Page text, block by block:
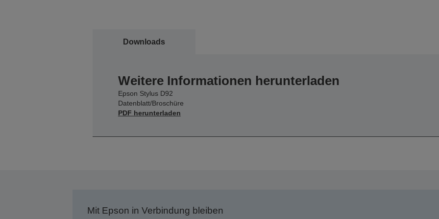
Downloads
Weitere Informationen herunterladen
Epson Stylus D92
Datenblatt/Broschüre
PDF herunterladen
Mit Epson in Verbindung bleiben